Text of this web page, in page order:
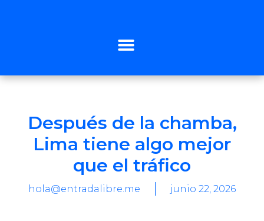
Después de la chamba,
Lima tiene algo mejor
que el tráfico
hola@entradalibre.me junio 22, 2026